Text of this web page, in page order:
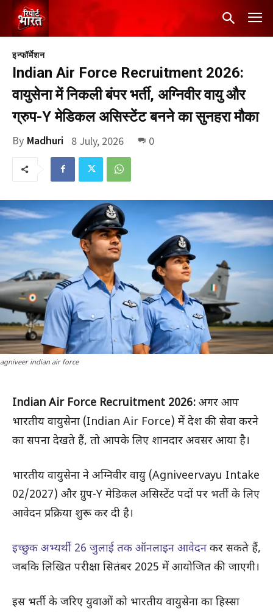
इन्फॉर्मेशन
Indian Air Force Recruitment 2026:
वायुसेना में निकली बंपर भर्ती, अग्निवीर वायु और
ग्रुप-Y मेडिकल असिस्टेंट बनने का सुनहरा मौका
By Madhuri 8 July, 2026 0
agniveer indian air force
Indian Air Force Recruitment 2026: अगर आप
भारतीय वायुसेना (Indian Air Force) में देश की सेवा करने
का सपना देखते हैं, तो आपके लिए शानदार अवसर आया है।
भारतीय वायुसेना ने अग्निवीर वायु (Agniveervayu Intake
02/2027) और ग्रुप-Y मेडिकल असिस्टेंट पदों पर भर्ती के लिए
आवेदन प्रक्रिया शुरू कर दी है।
इच्छुक अभ्यर्थी 26 जुलाई तक ऑनलाइन आवेदन कर सकते हैं,
जबकि लिखित परीक्षा सितंबर 2025 में आयोजित की जाएगी।
इस भर्ती के जरिए युवाओं को भारतीय वायुसेना का हिस्सा